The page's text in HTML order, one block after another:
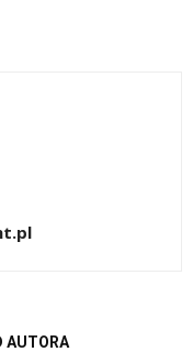
AUTORA